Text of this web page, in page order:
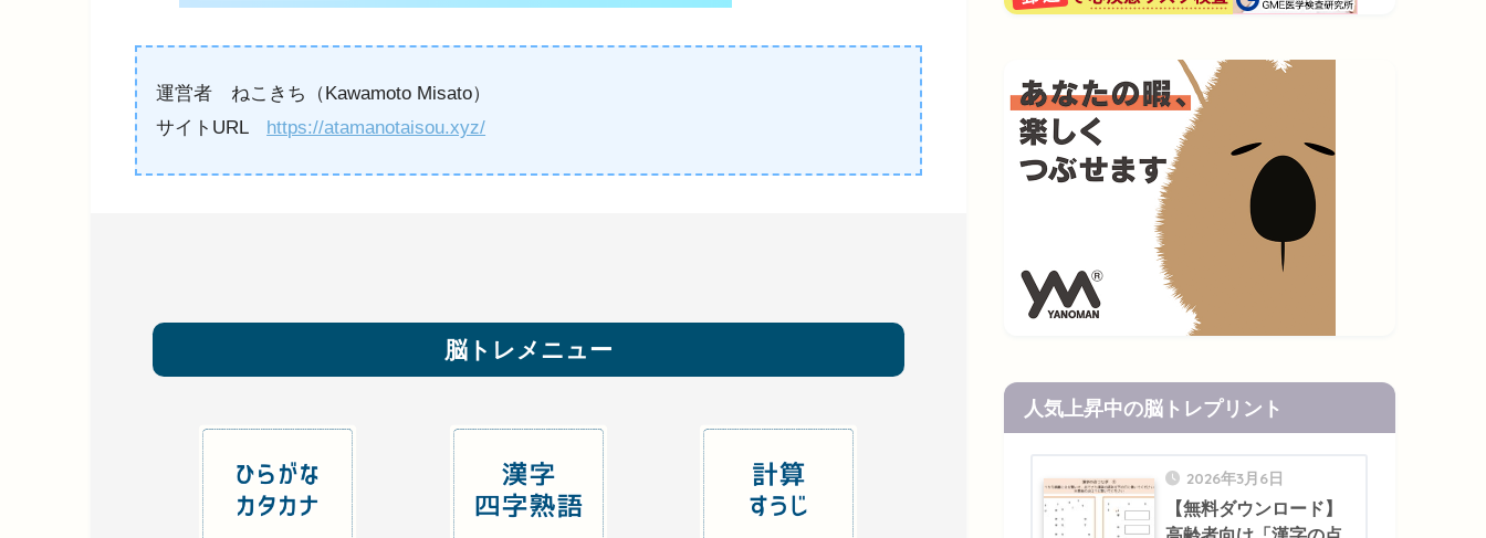
運営者 ねこきち（Kawamoto Misato）
サイトURL https://atamanotaisou.xyz/
脳トレメニュー
人気上昇中の脳トレプリント
2026年3月6日
【無料ダウンロード】